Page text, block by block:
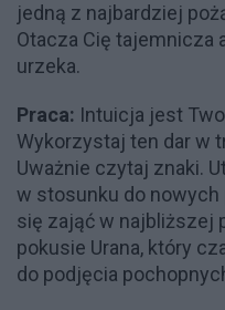
jedną z najbardziej
Otacza Cię tajemnicza
urzeka.
Praca: Intuicja jest
Wykorzystaj ten dar w
Uważnie czytaj znaki.
w stosunku do
się zająć w najbliższej
pokusie Urana, który
do podjęcia